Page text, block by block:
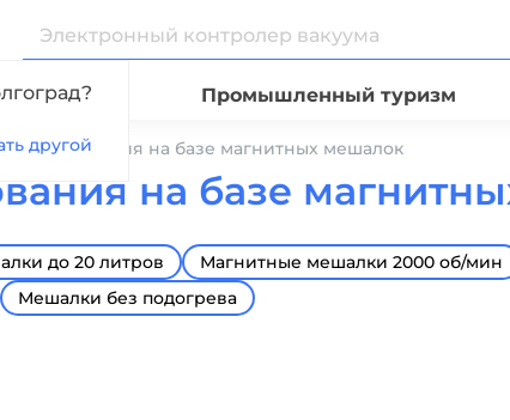
другой
Видео Промышленный туризм
оборудования на базе магнитных мешалок
на базе
до 20 литров Магнитные мешалки 2000 об/мин
Мешалки без подогрева